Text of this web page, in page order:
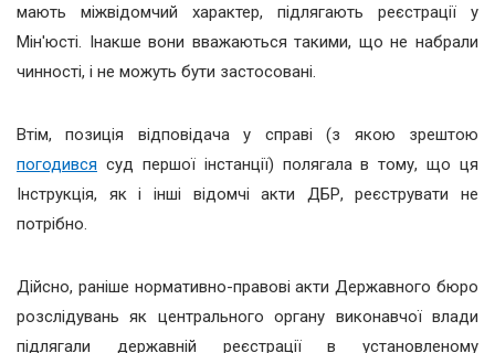
мають міжвідомчий характер, підлягають реєстрації у
Мін'юсті. Інакше вони вважаються такими, що не набрали
чинності, і не можуть бути застосовані.
Втім, позиція відповідача у справі (з якою зрештою
погодився суд першої інстанції) полягала в тому, що ця
Інструкція, як і інші відомчі акти ДБР, реєструвати не
потрібно.
Дійсно, раніше нормативно-правові акти Державного бюро
розслідувань як центрального органу виконавчої влади
підлягали державній реєстрації в установленому